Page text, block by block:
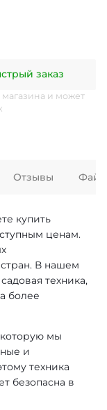
заказ
магазина и может
купить
ценам.
В нашем
техника,
более
мы
и
техника
безопасна в
Отзывы